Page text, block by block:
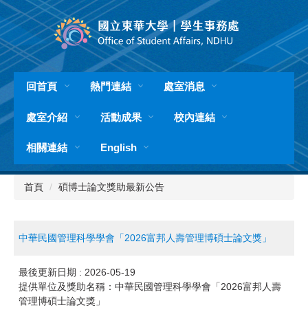
跳
到
主
要
內
容
區
回首頁 熱門連結 處室消息
處室介紹 活動成果 校內連結
相關連結 English
首頁 碩博士論文獎助最新公告
中華民國管理科學學會「2026富邦人壽管理博碩士論文獎」
最後更新日期 : 2026-05-19
提供單位及獎助名稱：中華民國管理科學學會「2026富邦人壽
管理博碩士論文獎」